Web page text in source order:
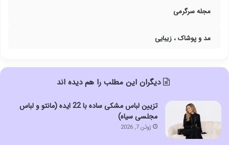
مجله سرگرمی
مد و پوشاک ، زیبایی
دیگران این مطلب را هم دیده اند
تزیین لباس مشکی ساده با 22 ایده (مانتو و لباس
مجلسی سیاه)
ژوئن 7, 2026